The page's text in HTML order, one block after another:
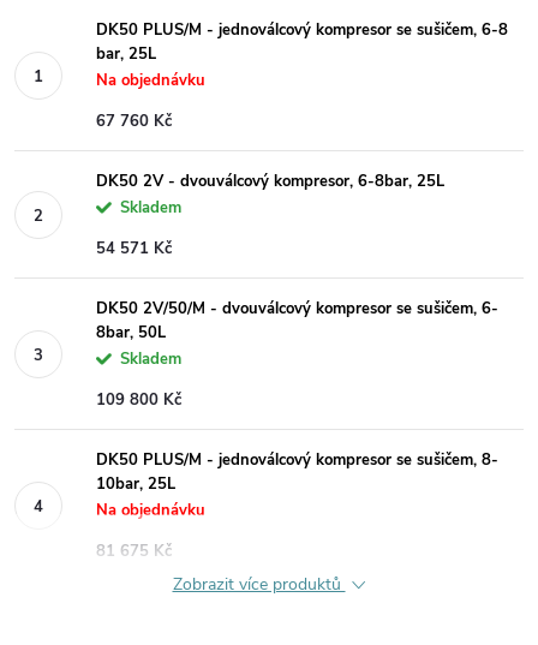
DK50 PLUS/M - jednoválcový kompresor se sušičem, 6-8
bar, 25L
Na objednávku
67 760 Kč
DK50 2V - dvouválcový kompresor, 6-8bar, 25L
Skladem
54 571 Kč
DK50 2V/50/M - dvouválcový kompresor se sušičem, 6-
8bar, 50L
Skladem
109 800 Kč
DK50 PLUS/M - jednoválcový kompresor se sušičem, 8-
10bar, 25L
Na objednávku
81 675 Kč
Zobrazit více produktů